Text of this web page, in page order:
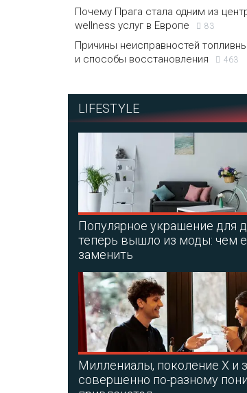
Почему Прага стала одним из
wellness услуг в Европе
83
Причины неисправностей
и способы восстановления
463
LIFESTYLE
Популярное украшение для
теперь вышло из моды: чем
заменить
Миллениалы, поколение X и
совершенно по-разному